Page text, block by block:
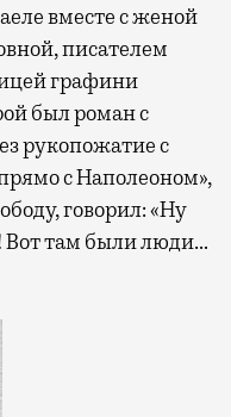
вместе с женой
писателем
графини
был роман с
рукопожатие с
с Наполеоном»,
говорил: «Ну
Вот там были люди…